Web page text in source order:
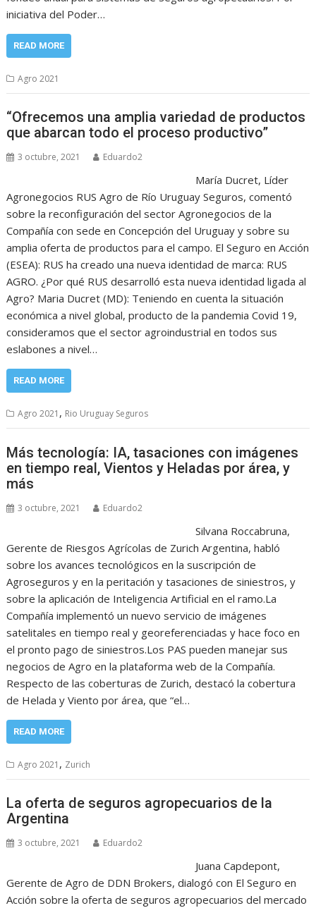
iniciativa del Poder…
READ MORE
Agro 2021
“Ofrecemos una amplia variedad de productos
que abarcan todo el proceso productivo”
3 octubre, 2021 Eduardo2
María Ducret, Líder
Agronegocios RUS Agro de Río Uruguay Seguros, comentó
sobre la reconfiguración del sector Agronegocios de la
Compañía con sede en Concepción del Uruguay y sobre su
amplia oferta de productos para el campo. El Seguro en Acción
(ESEA): RUS ha creado una nueva identidad de marca: RUS
AGRO. ¿Por qué RUS desarrolló esta nueva identidad ligada al
Agro? Maria Ducret (MD): Teniendo en cuenta la situación
económica a nivel global, producto de la pandemia Covid 19,
consideramos que el sector agroindustrial en todos sus
eslabones a nivel…
READ MORE
Agro 2021 , Rio Uruguay Seguros
Más tecnología: IA, tasaciones con imágenes
en tiempo real, Vientos y Heladas por área, y
más
3 octubre, 2021 Eduardo2
Silvana Roccabruna,
Gerente de Riesgos Agrícolas de Zurich Argentina, habló
sobre los avances tecnológicos en la suscripción de
Agroseguros y en la peritación y tasaciones de siniestros, y
sobre la aplicación de Inteligencia Artificial en el ramo.La
Compañía implementó un nuevo servicio de imágenes
satelitales en tiempo real y georeferenciadas y hace foco en
el pronto pago de siniestros.Los PAS pueden manejar sus
negocios de Agro en la plataforma web de la Compañía.
Respecto de las coberturas de Zurich, destacó la cobertura
de Helada y Viento por área, que “el…
READ MORE
Agro 2021 , Zurich
La oferta de seguros agropecuarios de la
Argentina
3 octubre, 2021 Eduardo2
Juana Capdepont,
Gerente de Agro de DDN Brokers, dialogó con El Seguro en
Acción sobre la oferta de seguros agropecuarios del mercado